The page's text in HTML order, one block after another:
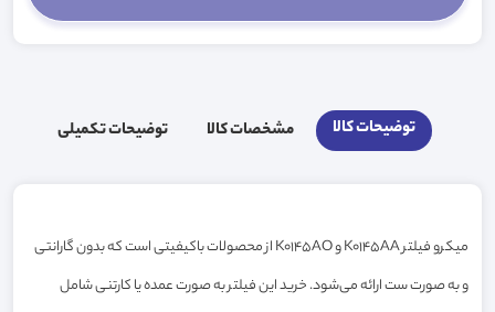
توضیحات کالا مشخصات کالا توضیحات تکمیلی
میکرو فیلتر K0145AA و K0145AO از محصولات باکیفیتی است که بدون گارانتی
و به صورت ست ارائه می‌شود. خرید این فیلتر به صورت عمده یا کارتنی شامل